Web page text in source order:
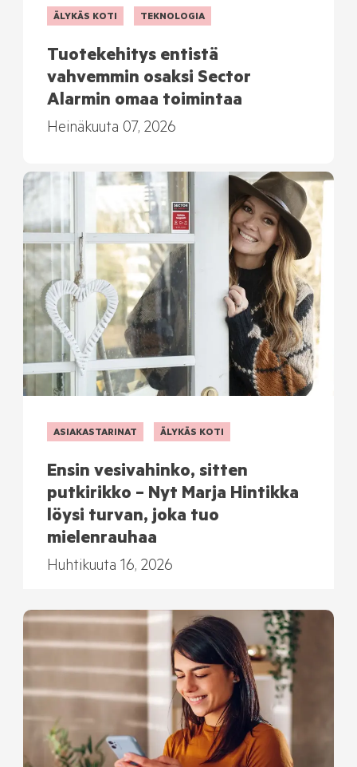
ÄLYKÄS KOTI TEKNOLOGIA
Tuotekehitys entistä
vahvemmin osaksi Sector
Alarmin omaa toimintaa
Heinäkuuta 07, 2026
ASIAKASTARINAT ÄLYKÄS KOTI
Ensin vesivahinko, sitten
putkirikko – Nyt Marja Hintikka
löysi turvan, joka tuo
mielenrauhaa
Huhtikuuta 16, 2026